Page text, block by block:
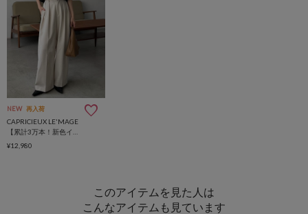
NEW 再入荷
CAPRICIEUX LE'MAGE
¥12,980
このアイテムを見た人は
こんなアイテムも見ています